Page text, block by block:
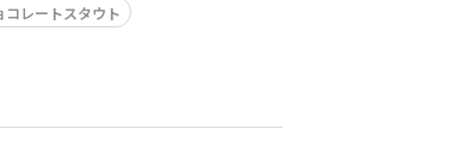
コレートスタウト